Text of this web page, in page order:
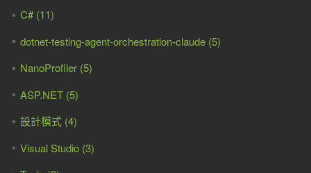
C# (11)
dotnet-testing-agent-orchestration-claude (5)
NanoProfiler (5)
ASP.NET (5)
設計模式 (4)
Visual Studio (3)